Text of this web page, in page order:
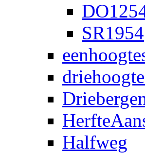
SR1954
Halfweg